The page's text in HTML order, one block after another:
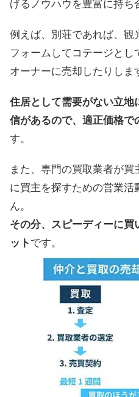
げるノウハウを豊富に持ち
例えば、別荘であれば、観
フォームしてコテージと
オーナーに売却したりしま
住居として需要がない立地
信があるので、適正価格で
す。
また、専門の買取業者が買
に買主を探すための営業活
ん。
その分、スピーディーに買
ット です。